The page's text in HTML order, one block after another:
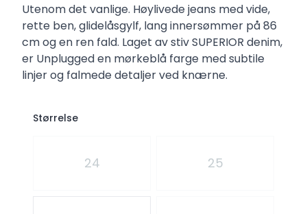
Description
Utenom det vanlige. Høylivede jeans med vide,
rette ben, glidelåsgylf, lang innersømmer på 86
cm og en ren fald. Laget av stiv SUPERIOR denim,
er Unplugged en mørkeblå farge med subtile
linjer og falmede detaljer ved knærne.
Størrelse
24 25